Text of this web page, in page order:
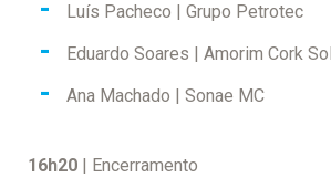
Luís Pacheco | Grupo Petrotec
Eduardo Soares | Amorim Cork
Ana Machado | Sonae MC
16h20 | Encerramento